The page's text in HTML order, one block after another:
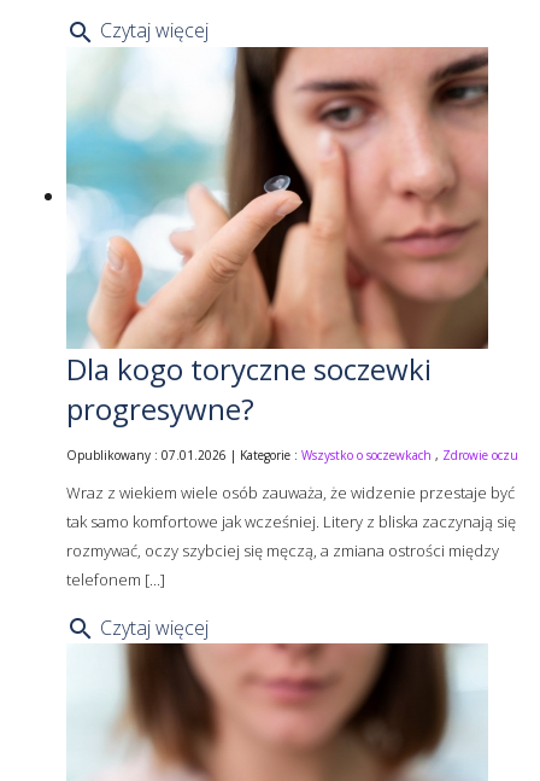
search Czytaj więcej
Dla kogo toryczne soczewki
progresywne?
Opublikowany : 07.01.2026 | Kategorie : Wszystko o soczewkach , Zdrowie oczu
Wraz z wiekiem wiele osób zauważa, że widzenie przestaje być
tak samo komfortowe jak wcześniej. Litery z bliska zaczynają się
rozmywać, oczy szybciej się męczą, a zmiana ostrości między
telefonem [...]
search Czytaj więcej